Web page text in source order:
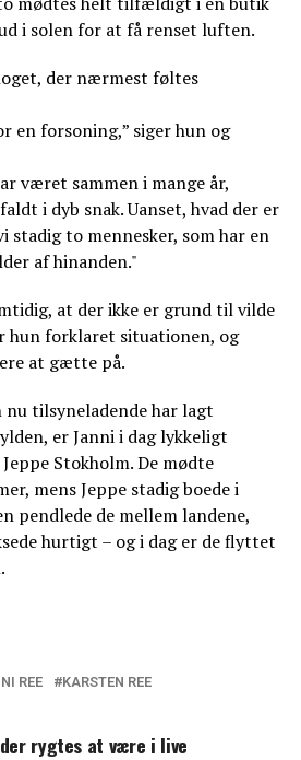
i solen for at få renset luften.
der nærmest føltes
en forsoning,” siger hun og
været sammen i mange år,
i dyb snak. Uanset, hvad der er
stadig to mennesker, som har en
af hinanden."
at der ikke er grund til vilde
hun forklaret situationen, og
at gætte på.
nu tilsyneladende har lagt
er Janni i dag lykkeligt
Stokholm. De mødte
mens Jeppe stadig boede i
pendlede de mellem landene,
hurtigt – og i dag er de flyttet
REE KARSTEN REE
rygtes at være i live